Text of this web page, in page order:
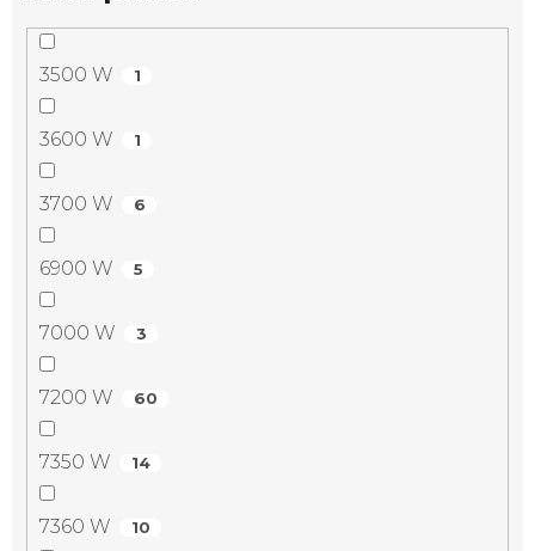
3500 W 1
3600 W 1
3700 W 6
6900 W 5
7000 W 3
7200 W 60
7350 W 14
7360 W 10